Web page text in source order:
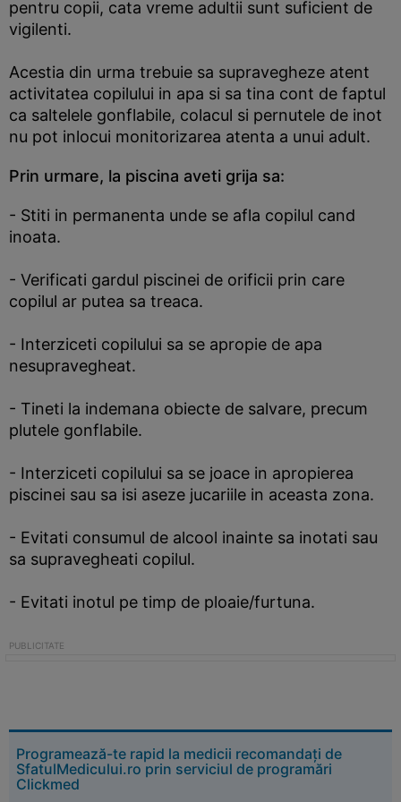
pentru copii, cata vreme adultii sunt suficient de
vigilenti.
Acestia din urma trebuie sa supravegheze atent
activitatea copilului in apa si sa tina cont de faptul
ca saltelele gonflabile, colacul si pernutele de inot
nu pot inlocui monitorizarea atenta a unui adult.
Prin urmare, la piscina aveti grija sa:
- Stiti in permanenta unde se afla copilul cand
inoata.
- Verificati gardul piscinei de orificii prin care
copilul ar putea sa treaca.
- Interziceti copilului sa se apropie de apa
nesupravegheat.
- Tineti la indemana obiecte de salvare, precum
plutele gonflabile.
- Interziceti copilului sa se joace in apropierea
piscinei sau sa isi aseze jucariile in aceasta zona.
- Evitati consumul de alcool inainte sa inotati sau
sa supravegheati copilul.
- Evitati inotul pe timp de ploaie/furtuna.
Programează-te rapid la medicii recomandați de
SfatulMedicului.ro prin serviciul de programări
Clickmed